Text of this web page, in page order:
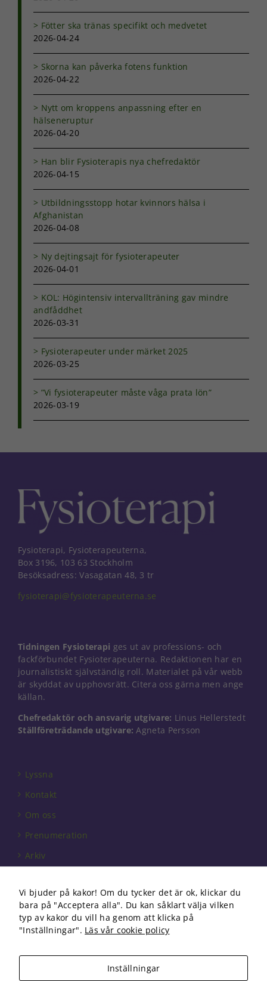
Fötter ska tränas specifikt och medvetet
2026-04-24
Skorna kan påverka fotens funktion
2026-04-22
Nytt om kroppens anpassning efter en
hälseneruptur
2026-04-20
Han blir Fysioterapis nya chefredaktör
2026-04-15
Utbildningsstopp hotar kvinnors hälsa i
Afghanistan
2026-04-08
Ny dejtingsajt för fysioterapeuter
2026-04-01
KOL: Högintensiv intervallträning gav mindre
andfåddhet
2026-03-31
Fysioterapeuter under märket 2025
2026-03-25
”Vi fysioterapeuter måste våga prata lön”
2026-03-19
Fysioterapi, Fysioterapeuterna,
Box 3196, 103 63 Stockholm
Besöksadress: Vasagatan 48, 3 tr
fysioterapi@fysioterapeuterna.se
Tidningen Fysioterapi ges ut av professions- och
fackförbundet Fysioterapeuterna. Redaktionen har en
journalistiskt självständig roll. Materialet på vår webb
är skyddat av upphovsrätt. Citera oss gärna men ange
källan.
Chefredaktör och ansvarig utgivare: Linus Hellerstedt
Ställföreträdande utgivare: Agneta Persson
Lyssna
Kontakt
Om oss
Prenumeration
Arkiv
Förbundet
Om cookies
Vi bjuder på kakor! Om du tycker det är ok, klickar du
bara på "Acceptera alla". Du kan såklart välja vilken
typ av kakor du vill ha genom att klicka på
"Inställningar". Läs vår cookie policy
Inställningar
med dig av dina
intressen och ditt
chansen att få se
personligt